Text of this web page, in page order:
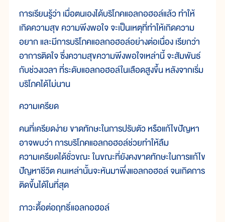
การเรียนรู้ว่า เมื่อตนเองได้บริโภคแอลกอฮอล์แล้ว ทำให้
เกิดความสุข ความพึงพอใจ จะเป็นเหตุที่ทำให้เกิดความ
อยาก และมีการบริโภคแอลกอฮอล์อย่างต่อเนื่อง เรียกว่า
อาการติดใจ ซึ่งความสุขความพึงพอใจเหล่านี้ จะสัมพันธ์
กับช่วงเวลา ที่ระดับแอลกอฮอล์ในเลือดสูงขึ้น หลังจากเริ่ม
บริโภคได้ไม่นาน
ความเครียด
คนที่เครียดง่าย ขาดทักษะในการปรับตัว หรือแก้ไขปัญหา
อาจพบว่า การบริโภคแอลกอฮอล์ช่วยทำให้ลืม
ความเครียดได้ชั่วขณะ ในขณะที่ยังคงขาดทักษะในการแก้ไข
ปัญหาชีวิต คนเหล่านั้นจะหันมาพึ่งแอลกอฮอล์ จนเกิดการ
ติดขึ้นได้ในที่สุด
ภาวะดื้อต่อฤทธิ์แอลกอฮอล์